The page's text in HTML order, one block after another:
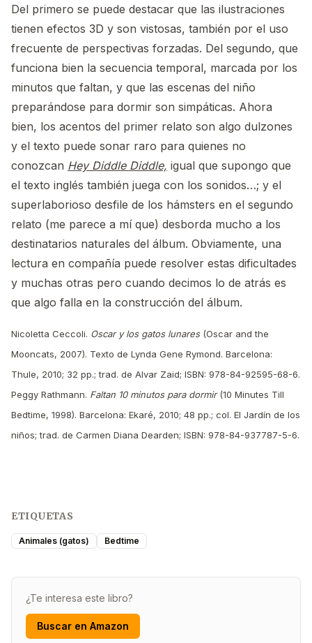
Del primero se puede destacar que las ilustraciones
tienen efectos 3D y son vistosas, también por el uso
frecuente de perspectivas forzadas. Del segundo, que
funciona bien la secuencia temporal, marcada por los
minutos que faltan, y que las escenas del niño
preparándose para dormir son simpáticas. Ahora
bien, los acentos del primer relato son algo dulzones
y el texto puede sonar raro para quienes no
conozcan Hey Diddle Diddle, igual que supongo que
el texto inglés también juega con los sonidos…; y el
superlaborioso desfile de los hámsters en el segundo
relato (me parece a mí que) desborda mucho a los
destinatarios naturales del álbum. Obviamente, una
lectura en compañía puede resolver estas dificultades
y muchas otras pero cuando decimos lo de atrás es
que algo falla en la construcción del álbum.
Nicoletta Ceccoli. Oscar y los gatos lunares(Oscar and the
Mooncats, 2007). Texto de Lynda Gene Rymond. Barcelona:
Thule, 2010; 32 pp.; trad. de Alvar Zaid; ISBN: 978-84-92595-68-6.
Peggy Rathmann. Faltan 10 minutos para dormir(10 Minutes Till
Bedtime, 1998). Barcelona: Ekaré, 2010; 48 pp.; col. El Jardín de los
niños; trad. de Carmen Diana Dearden; ISBN: 978-84-937787-5-6.
ETIQUETAS
Animales (gatos) Bedtime
¿Te interesa este libro?
Buscar en Amazon